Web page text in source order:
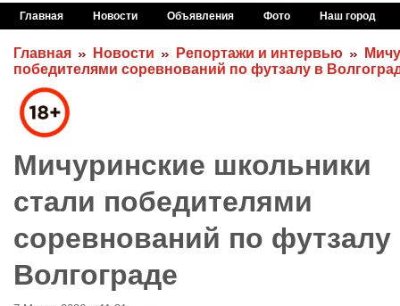
Главная Новости Объявления Фото Наш город
Главная Новости Репортажи и интервью
победителями соревнований по футзалу в
Мичуринские школьники
стали победителями
соревнований по футзалу
Волгограде